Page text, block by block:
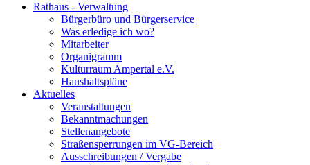
Rathaus - Verwaltung
Bürgerbüro und Bürgerservice
Was erledige ich wo?
Mitarbeiter
Organigramm
Kulturraum Ampertal e.V.
Haushaltspläne
Aktuelles
Veranstaltungen
Bekanntmachungen
Stellenangebote
Straßensperrungen im VG-Bereich
Ausschreibungen / Vergabe